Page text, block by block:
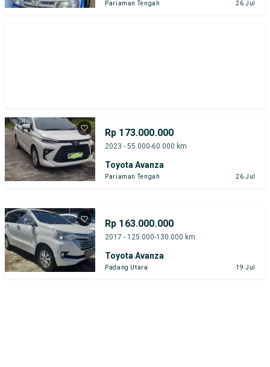
Pariaman Tengah 26 Jul
Rp 173.000.000
2023 - 55.000-60.000 km
Toyota Avanza
Pariaman Tengah 26 Jul
Rp 163.000.000
2017 - 125.000-130.000 km
Toyota Avanza
Padang Utara 19 Jul